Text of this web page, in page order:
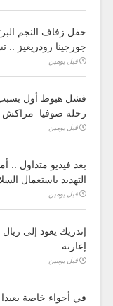
حفل زفاف النجم
جورجينا رودريغيز ..
قبل يومين
فشل هبوط أول بسبب
رحلة صوفيا–مراكش
قبل يومين
بعد فيديو متداول
التهديد باستعمال
قبل يومين
إندريك يعود إلى
إعارته
قبل يومين
في أجواء خاصة بعيدا